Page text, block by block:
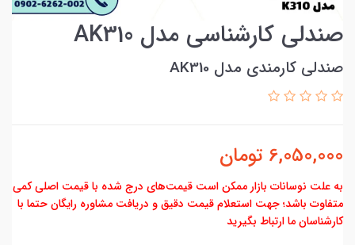
صندلی کارشناسی مدل AK310
صندلی کارمندی مدل AK310
6,050,000 تومان
به علت نوسانات بازار ممکن است قیمت‌های درج شده با قیمت اصلی کمی
متفاوت باشد؛ جهت استعلام قیمت دقیق و دریافت مشاوره رایگان حتما با
کارشناسان ما ارتباط بگیرید